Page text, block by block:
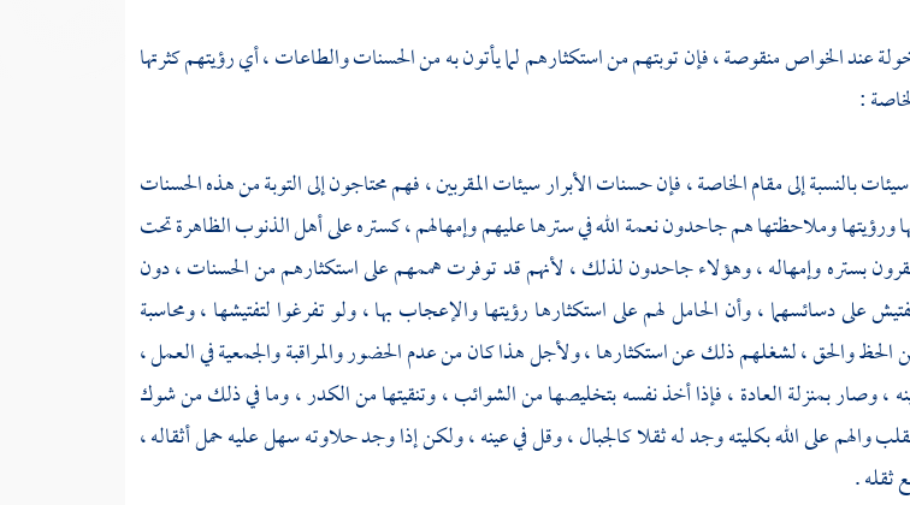
عند الخواص منقوصة ، فإن توبتهم من استكثارهم لما يأتون به من الحسنات والطاعات ، أي رؤيتهم كثرتها
:
بالنسبة إلى مقام الخاصة ، فإن حسنات الأبرار سيئات المقربين ، فهم محتاجون إلى التوبة من هذه الحسنات
ورؤيتها وملاحظتها هم جاحدون نعمة الله في سترها عليهم وإمهالهم ، كستره على أهل الذنوب الظاهرة تحت
بستره وإمهاله ، وهؤلاء جاحدون لذلك ، لأنهم قد توفرت هممهم على استكثارهم من الحسنات ، دون
على دسائسهما ، وأن الحامل لهم على استكثارها رؤيتها والإعجاب بها ، ولو تفرغوا لتفتيشها ، ومحاسبة
من الحظ والحق ، لشغلهم ذلك عن استكثارها ، ولأجل هذا كان من عدم الحضور والمراقبة والجمعية في العمل ،
، وصار بمنزلة العادة ، فإذا أخذ نفسه بتخليصها من الشوائب ، وتنقيتها من الكدر ، وما في ذلك من شوك
والهم على الله بكليته وجد له ثقلا كالجبال ، وقل في عينه ، ولكن إذا وجد حلاوته سهل عليه حمل أثقاله ،
ثقله .